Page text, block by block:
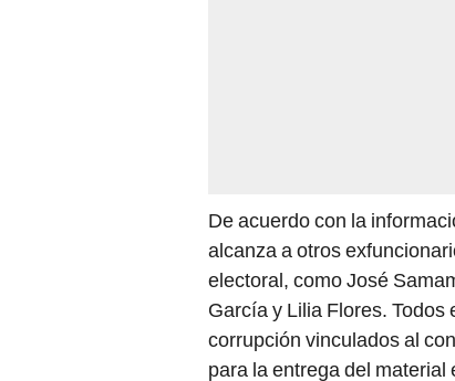
De acuerdo con la
alcanza a otros
electoral, como José
García y Lilia Flores.
corrupción vinculados al
para la entrega del material